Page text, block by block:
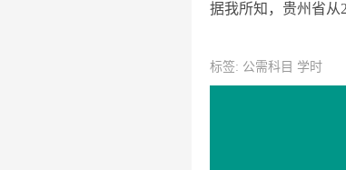
据我所知，贵州省从
标签: 公需科目 学时